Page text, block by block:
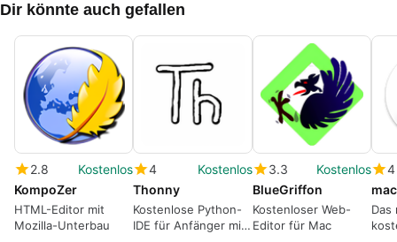
Dir könnte auch gefallen
2.8
Kostenlos
KompoZer
HTML-Editor mit
Mozilla-Unterbau
4
Kostenlos
Thonny
Kostenlose Python-
IDE für Anfänger mit
3.3
Kostenlos
BlueGriffon
Kostenloser Web-
Editor für Mac
4
Das